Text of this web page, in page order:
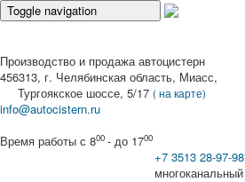
Toggle navigation
Автотопливозаправщики
Автоцистерны для техводы
Автоцистерны для пищевых жидкостей
Производство и продажа автоцистерн
456313, г. Челябинская область, Миасс,
Тургоякское шоссе, 5/17 (на карте)
info@autocistern.ru
Время работы с 800 - до 1700
+7 3513 28-97-98
многоканальный